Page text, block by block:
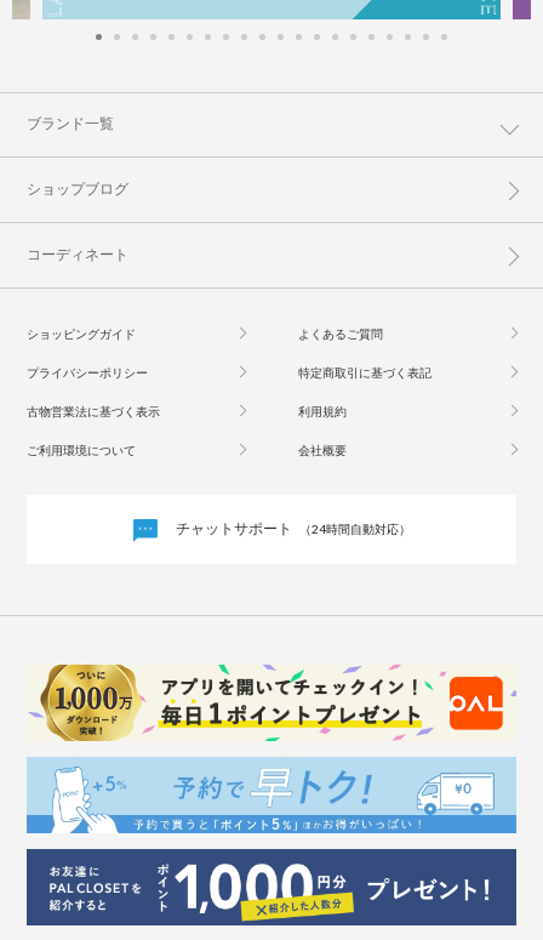
ブランド一覧
ショップブログ
コーディネート
ショッピングガイド よくあるご質問
プライバシーポリシー 特定商取引に基づく表記
古物営業法に基づく表示 利用規約
ご利用環境について 会社概要
チャットサポート （24時間自動対応）